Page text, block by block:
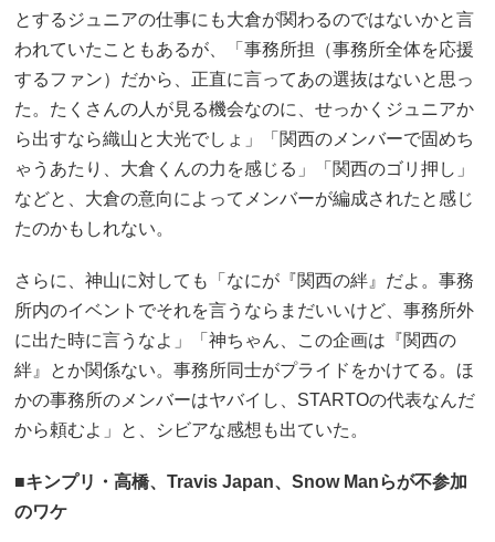
とするジュニアの仕事にも大倉が関わるのではないかと言
われていたこともあるが、「事務所担（事務所全体を応援
するファン）だから、正直に言ってあの選抜はないと思っ
た。たくさんの人が見る機会なのに、せっかくジュニアか
ら出すなら織山と大光でしょ」「関西のメンバーで固めち
ゃうあたり、大倉くんの力を感じる」「関西のゴリ押し」
などと、大倉の意向によってメンバーが編成されたと感じ
たのかもしれない。
さらに、神山に対しても「なにが『関西の絆』だよ。事務
所内のイベントでそれを言うならまだいいけど、事務所外
に出た時に言うなよ」「神ちゃん、この企画は『関西の
絆』とか関係ない。事務所同士がプライドをかけてる。ほ
かの事務所のメンバーはヤバイし、STARTOの代表なんだ
から頼むよ」と、シビアな感想も出ていた。
■キンプリ・高橋、Travis Japan、Snow Manらが不参加
のワケ